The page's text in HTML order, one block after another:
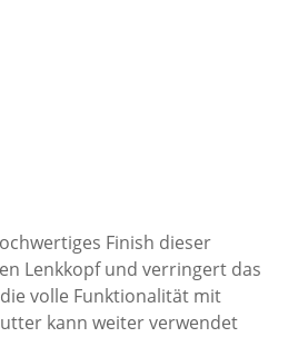
Finish dieser
Lenkkopf und verringert das
volle Funktionalität mit
kann weiter verwendet